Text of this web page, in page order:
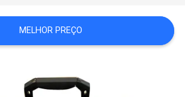
MELHOR PREÇO